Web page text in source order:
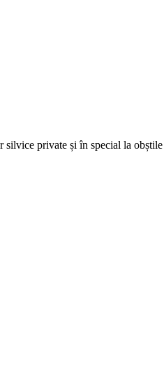
private și în special la obștile